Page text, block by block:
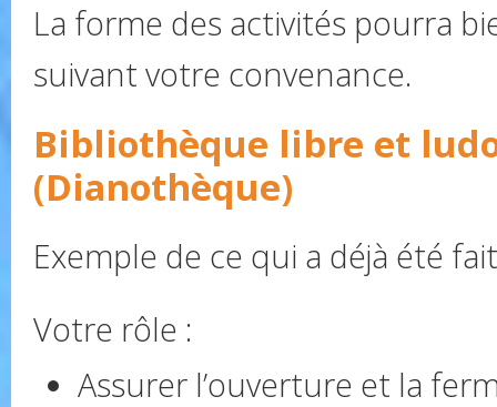
La forme des activités pourra
suivant votre convenance.
Bibliothèque libre et
(Dianothèque)
Exemple de ce qui a déjà été
Votre rôle :
Assurer l’ouverture et la